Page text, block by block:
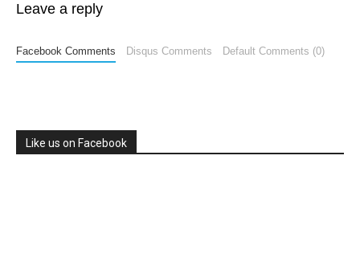
Leave a reply
Facebook Comments Disqus Comments Default Comments (0)
Like us on Facebook